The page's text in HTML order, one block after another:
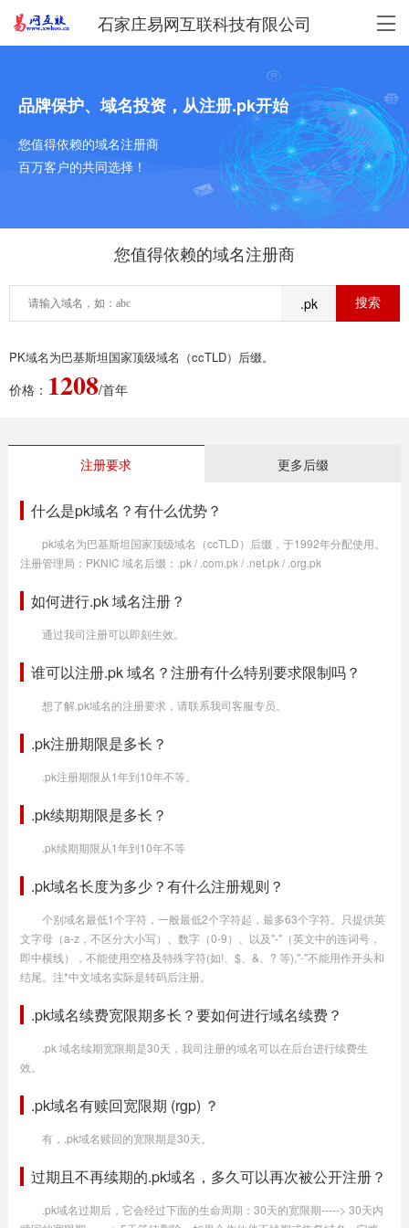
石家庄易网互联科技有限公司
品牌保护、域名投资，从注册.pk开始
您值得依赖的域名注册商
百万客户的共同选择！
您值得依赖的域名注册商
.pk
PK域名为巴基斯坦国家顶级域名（ccTLD）后缀。
价格： 1208/首年
注册要求 更多后缀
什么是pk域名？有什么优势？
pk域名为巴基斯坦国家顶级域名（ccTLD）后缀，于1992年分配使用。
注册管理局：PKNIC 域名后缀：.pk / .com.pk / .net.pk / .org.pk
如何进行.pk 域名注册？
通过我司注册可以即刻生效。
谁可以注册.pk 域名？注册有什么特别要求限制吗？
想了解.pk域名的注册要求，请联系我司客服专员。
.pk注册期限是多长？
.pk注册期限从1年到10年不等。
.pk续期期限是多长？
.pk续期期限从1年到10年不等
.pk域名长度为多少？有什么注册规则？
个别域名最低1个字符，一般最低2个字符起，最多63个字符。只提供英
文字母（a-z，不区分大小写）、数字（0-9）、以及"-"（英文中的连词号，
即中横线），不能使用空格及特殊字符(如!、$、&、? 等),"-"不能用作开头和
结尾。注*中文域名实际是转码后注册。
.pk域名续费宽限期多长？要如何进行域名续费？
.pk 域名续期宽限期是30天，我司注册的域名可以在后台进行续费生
效。
.pk域名有赎回宽限期 (rgp) ？
有，.pk域名赎回的宽限期是30天。
过期且不再续期的.pk域名，多久可以再次被公开注册？
.pk域名过期后，它会经过下面的生命周期：30天的宽限期-----> 30天内